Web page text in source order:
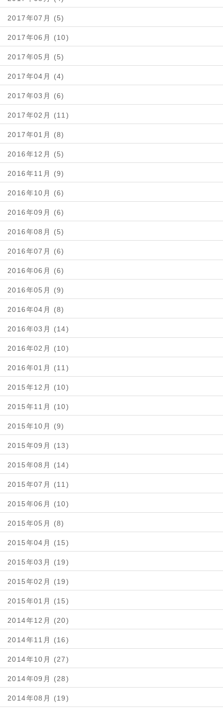
2017年07月 (5)
2017年06月 (10)
2017年05月 (5)
2017年04月 (4)
2017年03月 (6)
2017年02月 (11)
2017年01月 (8)
2016年12月 (5)
2016年11月 (9)
2016年10月 (6)
2016年09月 (6)
2016年08月 (5)
2016年07月 (6)
2016年06月 (6)
2016年05月 (9)
2016年04月 (8)
2016年03月 (14)
2016年02月 (10)
2016年01月 (11)
2015年12月 (10)
2015年11月 (10)
2015年10月 (9)
2015年09月 (13)
2015年08月 (14)
2015年07月 (11)
2015年06月 (10)
2015年05月 (8)
2015年04月 (15)
2015年03月 (19)
2015年02月 (19)
2015年01月 (15)
2014年12月 (20)
2014年11月 (16)
2014年10月 (27)
2014年09月 (28)
2014年08月 (19)